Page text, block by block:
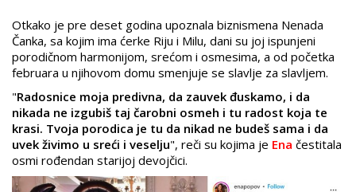
Otkako je pre deset godina upoznala biznismena Nenada
Čanka, sa kojim ima ćerke Riju i Milu, dani su joj ispunjeni
porodičnom harmonijom, srećom i osmesima, a od početka
februara u njihovom domu smenjuje se slavlje za slavljem.
"Radosnice moja predivna, da zauvek đuskamo, i da
nikada ne izgubiš taj čarobni osmeh i tu radost koja te
krasi. Tvoja porodica je tu da nikad ne budeš sama i da
uvek živimo u sreći i veselju", reči su kojima je Ena čestitala
osmi rođendan starijoj devojčici.